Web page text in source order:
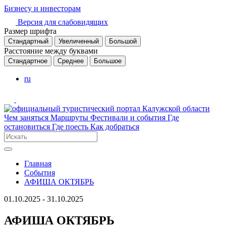
Бизнесу и инвесторам
Версия для слабовидящих
Размер шрифта
Стандартный Увеличенный Большой
Расстояние между буквами
Стандартное Среднее Большое
ru
Чем заняться Маршруты Фестивали и события Где
остановиться Где поесть Как добраться
Главная
События
АФИША ОКТЯБРЬ
01.10.2025 - 31.10.2025
АФИША ОКТЯБРЬ